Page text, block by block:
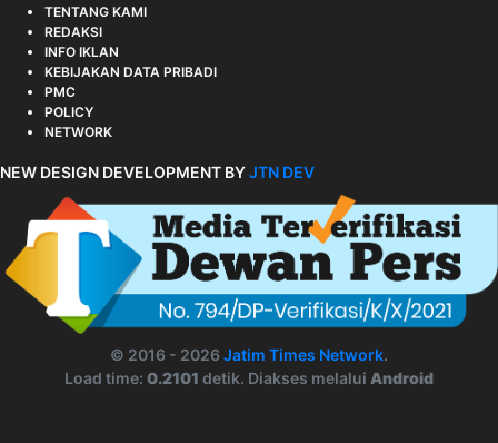
TENTANG KAMI
REDAKSI
INFO IKLAN
KEBIJAKAN DATA PRIBADI
PMC
POLICY
NETWORK
NEW DESIGN DEVELOPMENT BYJTN DEV
© 2016 - 2026 Jatim Times Network.
Load time: 0.2101 detik. Diakses melalui Android